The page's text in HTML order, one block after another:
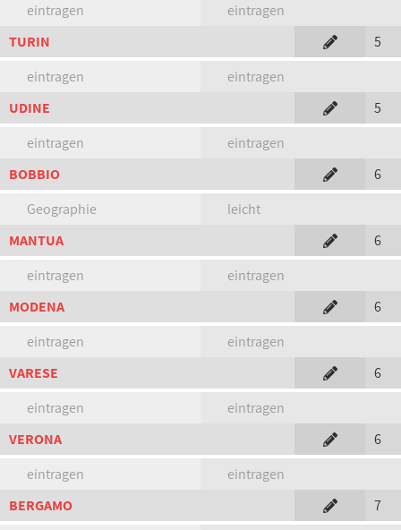
eintragen
eintragen
TURIN
5
eintragen
eintragen
UDINE
5
eintragen
eintragen
BOBBIO
6
Geographie
leicht
MANTUA
6
eintragen
eintragen
MODENA
6
eintragen
eintragen
VARESE
6
eintragen
eintragen
VERONA
6
eintragen
eintragen
BERGAMO
7